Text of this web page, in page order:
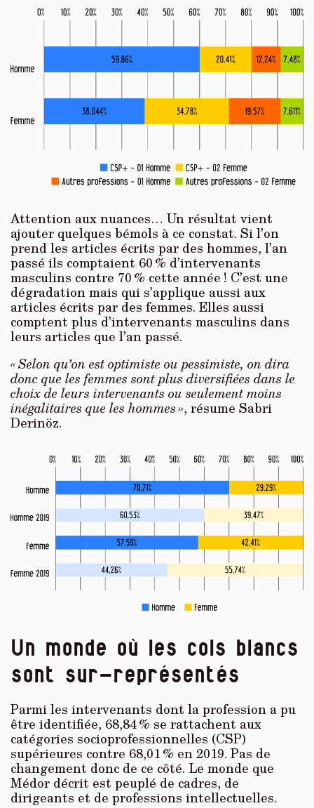
Attention aux nuances… Un résultat vient
ajouter quelques bémols à ce constat. Si l’on
prend les articles écrits par des hommes, l’an
passé ils comptaient 60 % d’intervenants
masculins contre 70 % cette année ! C’est une
dégradation mais qui s’applique aussi aux
articles écrits par des femmes. Elles aussi
comptent plus d’intervenants masculins dans
leurs articles que l’an passé.
« Selon qu’on est optimiste ou pessimiste, on dira
donc que les femmes sont plus diversifiées dans le
choix de leurs intervenants ou seulement moins
inégalitaires que les hommes », résume Sabri
Derinöz.
Un monde où les cols blancs
sont sur-représentés
Parmi les intervenants dont la profession a pu
être identifiée, 68,84 % se rattachent aux
catégories socioprofessionnelles (CSP)
supérieures contre 68,01 % en 2019. Pas de
changement donc de ce côté. Le monde que
Médor décrit est peuplé de cadres, de
dirigeants et de professions intellectuelles.